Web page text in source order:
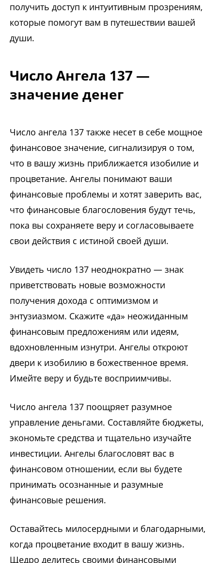
получить доступ к интуитивным прозрениям,
которые помогут вам в путешествии вашей
души.
Число Ангела 137 —
значение денег
Число ангела 137 также несет в себе мощное
финансовое значение, сигнализируя о том,
что в вашу жизнь приближается изобилие и
процветание. Ангелы понимают ваши
финансовые проблемы и хотят заверить вас,
что финансовые благословения будут течь,
пока вы сохраняете веру и согласовываете
свои действия с истиной своей души.
Увидеть число 137 неоднократно — знак
приветствовать новые возможности
получения дохода с оптимизмом и
энтузиазмом. Скажите «да» неожиданным
финансовым предложениям или идеям,
вдохновленным изнутри. Ангелы откроют
двери к изобилию в божественное время.
Имейте веру и будьте восприимчивы.
Число ангела 137 поощряет разумное
управление деньгами. Составляйте бюджеты,
экономьте средства и тщательно изучайте
инвестиции. Ангелы благословят вас в
финансовом отношении, если вы будете
принимать осознанные и разумные
финансовые решения.
Оставайтесь милосердными и благодарными,
когда процветание входит в вашу жизнь.
Щедро делитесь своими финансовыми